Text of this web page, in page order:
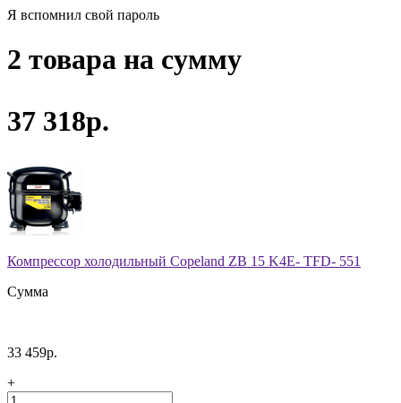
Я вспомнил свой пароль
2 товара на сумму
37 318р.
Компрессор холодильный Copeland ZB 15 K4E- TFD- 551
Сумма
33 459р.
+